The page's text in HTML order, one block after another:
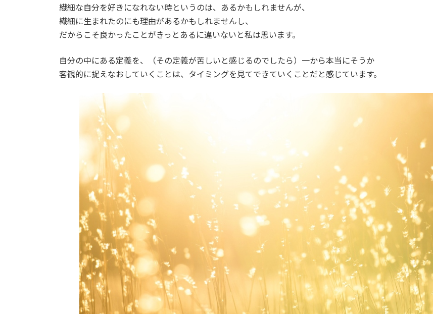
繊細な自分を好きになれない時というのは、あるかもしれませんが、
繊細に生まれたのにも理由があるかもしれませんし、
だからこそ良かったことがきっとあるに違いないと私は思います。
自分の中にある定義を、（その定義が苦しいと感じるのでしたら）一から本当にそうか
客観的に捉えなおしていくことは、タイミングを見てできていくことだと感じています。